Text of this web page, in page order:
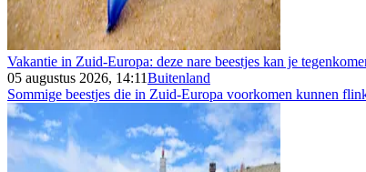
Vakantie in Zuid-Europa: deze nare beestjes kan je
05 augustus 2026, 14:11Buitenland
Sommige beestjes die in Zuid-Europa voorkomen kunnen